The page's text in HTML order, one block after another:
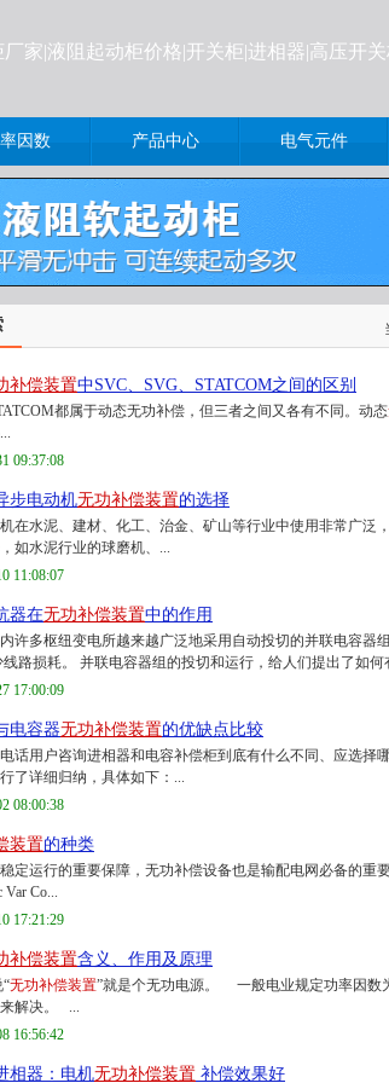
家|液阻起动柜价格|开关柜|进相器|高压开
因数 产品中心 电气元件
补偿装置中SVC、SVG、STATCOM之间的区别
都属于动态无功补偿，但三者之间又各有不同。动态
09:37:08
步电动机无功补偿装置的选择
在水泥、建材、化工、治金、矿山等行业中使用非常广泛
如水泥行业的球磨机、...
11:08:07
器在无功补偿装置中的作用
许多枢纽变电所越来越广泛地采用自动投切的并联电容器
线路损耗。 并联电容器组的投切和运行，给人们提出了如
17:00:09
电容器无功补偿装置的优缺点比较
话用户咨询进相器和电容补偿柜到底有什么不同、应选择
了详细归纳，具体如下：...
08:00:38
装置的种类
定运行的重要保障，无功补偿设备也是输配电网必备的重要
Var Co...
17:21:29
补偿装置含义、作用及原理
无功补偿装置”就是个无功电源。 一般电业规定功率因数
来解决。 ...
16:56:42
相器：电机无功补偿装置 补偿效果好